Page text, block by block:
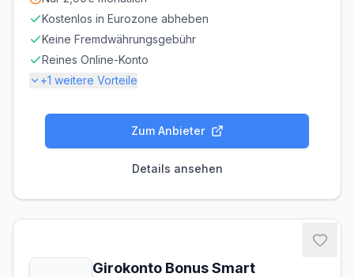
Kostenlos in Eurozone abheben
Keine Fremdwährungsgebühr
Reines Online-Konto
+1 weitere Vorteile
KONTOFÜHRUNG AUSLANDSEINSATZ
DISPOZINS
Zum Anbieter
Details ansehen
Girokonto Bonus Smart